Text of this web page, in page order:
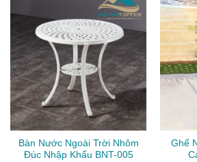
Bàn Nước Ngoài Trời Nhôm
Đúc Nhập Khẩu BNT-005
Ghế